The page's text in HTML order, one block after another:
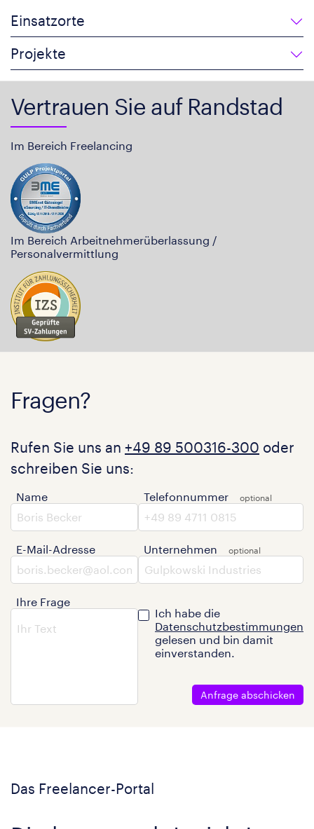
Einsatzorte
Projekte
Vertrauen Sie auf Randstad
Im Bereich Freelancing
Im Bereich Arbeitnehmerüberlassung /
Personalvermittlung
Fragen?
Rufen Sie uns an +49 89 500316-300 oder
schreiben Sie uns:
Name
E-Mail-Adresse
Ihre Frage
Telefonnummer
Unternehmen
Ich habe die
Datenschutzbestimmungen
gelesen und bin damit
einverstanden.
Anfrage abschicken
Das Freelancer-Portal